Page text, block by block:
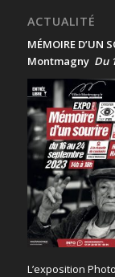
ACTUALITÉ
MÉMOIRE D’UN
Montmagny Du
L’exposition